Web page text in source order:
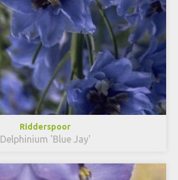
Ridderspoor
Delphinium 'Blue Jay'